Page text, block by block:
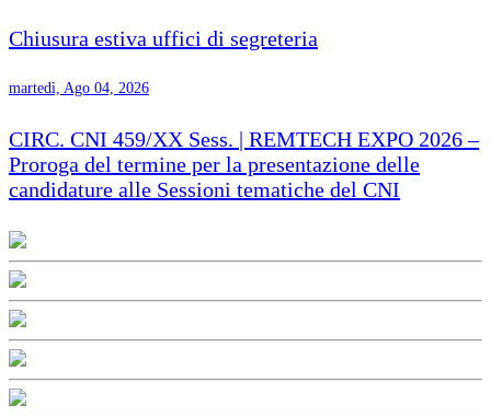
Chiusura estiva uffici di segreteria
martedì, Ago 04, 2026
CIRC. CNI 459/XX Sess. | REMTECH EXPO 2026 –
Proroga del termine per la presentazione delle
candidature alle Sessioni tematiche del CNI